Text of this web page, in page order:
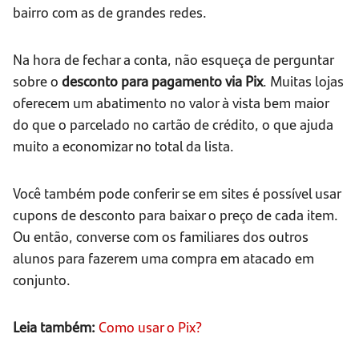
bairro com as de grandes redes.
Na hora de fechar a conta, não esqueça de perguntar
sobre o desconto para pagamento via Pix. Muitas lojas
oferecem um abatimento no valor à vista bem maior
do que o parcelado no cartão de crédito, o que ajuda
muito a economizar no total da lista.
Você também pode conferir se em sites é possível usar
cupons de desconto para baixar o preço de cada item.
Ou então, converse com os familiares dos outros
alunos para fazerem uma compra em atacado em
conjunto.
Leia também: Como usar o Pix?